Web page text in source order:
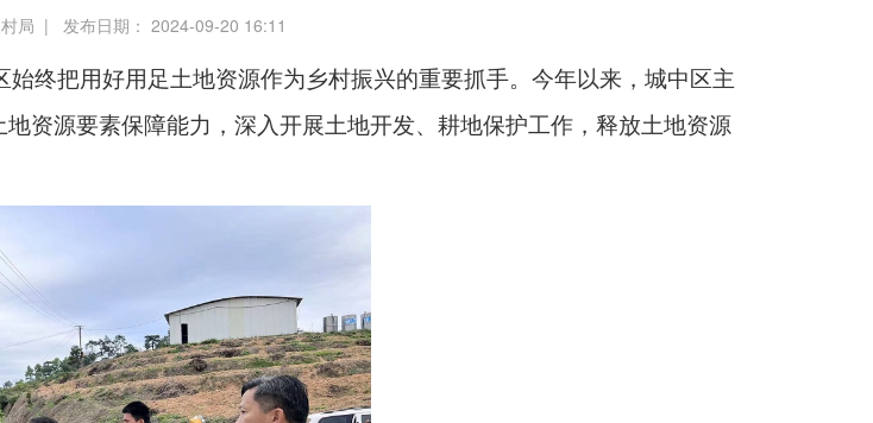
村局 | 发布日期： 2024-09-20 16:11
终把用好用足土地资源作为乡村振兴的重要抓手。今年以来，城中区主
资源要素保障能力，深入开展土地开发、耕地保护工作，释放土地资源